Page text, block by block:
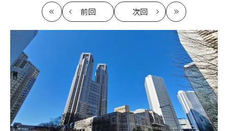
最
初
前回
記
次回
記
最
新